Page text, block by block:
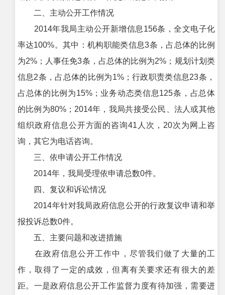
二、主动公开工作情况
2014年我局主动公开新增信息156条，全文电子化
率达100%。其中：机构职能类信息3条，占总体的比例
为2%；人事任免3条，占总体的比例为2%；规划计划类
信息2条，占总体的比例为1%；行政职责类信息23条，
占总体的比例为15%；业务动态类信息125条，占总体
的比例为80%；2014年，我局共接受公民、法人或其他
组织政府信息公开方面的咨询41人次，20次为网上咨
询，其它为电话咨询。
三、依申请公开工作情况
2014年，我局受理依申请总数0件。
四、复议和诉讼情况
2014年针对我局政府信息公开的行政复议申请和举
报投诉总数0件。
五、主要问题和改进措施
在政府信息公开工作中，尽管我们做了大量的工
作，取得了一定的成效，但离有关要求还有很大的差
距。一是政府信息公开工作监督力度有待加强，需要进